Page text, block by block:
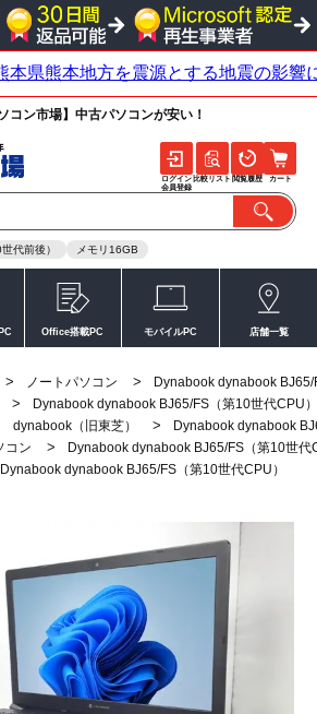
コン市場】中古パソコンが安い！
代前後） メモリ16GB
ログイン
会員登録
比較リスト 閲覧履歴 カート
Office搭載PC モバイルPC 店舗一覧
> ノートパソコン >
Dynabook dynabook
>
Dynabook dynabook BJ65/FS（第10世代CPU）
dynabook（旧東芝） >
Dynabook dynabook
コン >
Dynabook dynabook BJ65/FS（第10世代
Dynabook dynabook BJ65/FS（第10世代CPU）